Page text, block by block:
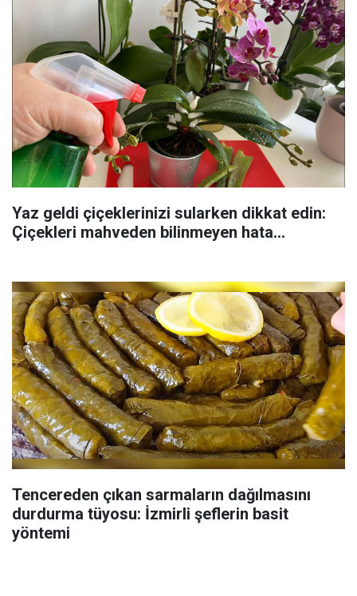
Yaz geldi çiçeklerinizi sularken dikkat edin:
Çiçekleri mahveden bilinmeyen hata...
Tencereden çıkan sarmaların dağılmasını
durdurma tüyosu: İzmirli şeflerin basit
yöntemi